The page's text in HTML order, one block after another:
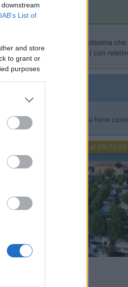
IAB’s List of
and store
to grant or
purposes
ha una spiaggetta piccolissima
cui aspettare il tuo turno ( con
dei consigli almeno su torre
fino al 08/11/26